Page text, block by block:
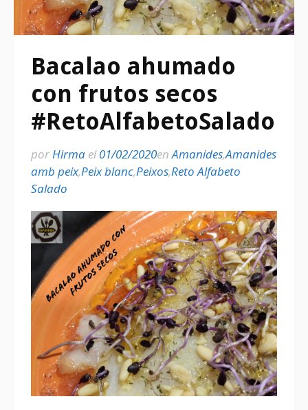
Bacalao ahumado
con frutos secos
#RetoAlfabetoSalado
porHirma el01/02/2020enAmanides,Amanides
amb peix,Peix blanc,Peixos,Reto Alfabeto
Salado